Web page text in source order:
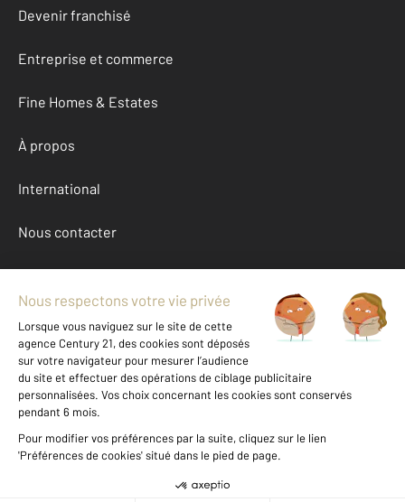
Devenir franchisé
Entreprise et commerce
Fine Homes & Estates
À propos
International
Nous contacter
Mentions légales & CGU et Barèmes d'honoraires
Données personnelles
Gestionnaire des cookies
Achat maison autour de BOMMES (33210)